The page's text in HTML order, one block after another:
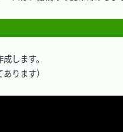
します。
ります）